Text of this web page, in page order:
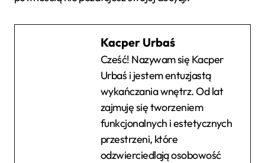
Kacper Urbaś
Cześć! Nazywam się Kacper
Urbaś i jestem entuzjastą
wykańczania wnętrz. Od lat
zajmuję się tworzeniem
funkcjonalnych i estetycznych
przestrzeni, które
odzwierciedlają osobowość